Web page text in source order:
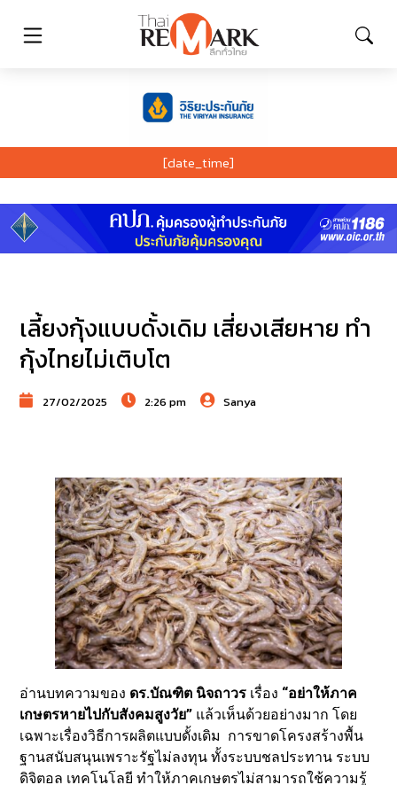
[date_time]
เลี้ยงกุ้งแบบดั้งเดิม เสี่ยงเสียหาย ทำ
กุ้งไทยไม่เติบโต
27/02/2025 2:26 pm Sanya
อ่านบทความของ ดร.บัณฑิต นิจถาวร เรื่อง “อย่าให้ภาค
เกษตรหายไปกับสังคมสูงวัย” แล้วเห็นด้วยอย่างมาก โดย
เฉพาะเรื่องวิธีการผลิตแบบดั้งเดิม การขาดโครงสร้างพื้น
ฐานสนับสนุนเพราะรัฐไม่ลงทุน ทั้งระบบชลประทาน ระบบ
ดิจิตอล เทคโนโลยี ทำให้ภาคเกษตรไม่สามารถใช้ความรู้